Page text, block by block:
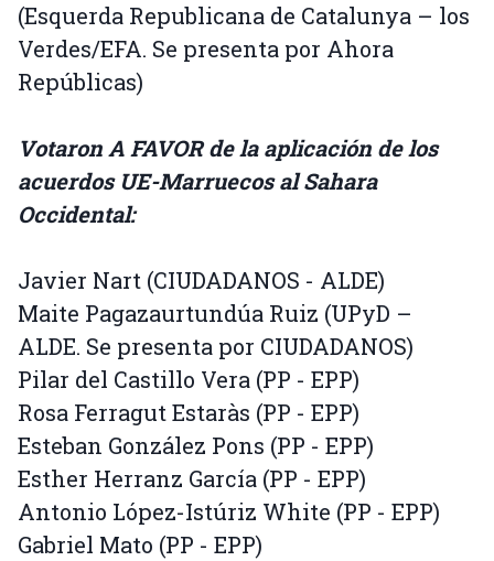
(Esquerda Republicana de Catalunya – los
Verdes/EFA. Se presenta por Ahora
Repúblicas)
Votaron A FAVOR de la aplicación de los
acuerdos UE-Marruecos al Sahara
Occidental:
Javier Nart (CIUDADANOS - ALDE)
Maite Pagazaurtundúa Ruiz (UPyD –
ALDE. Se presenta por CIUDADANOS)
Pilar del Castillo Vera (PP - EPP)
Rosa Ferragut Estaràs (PP - EPP)
Esteban González Pons (PP - EPP)
Esther Herranz García (PP - EPP)
Antonio López-Istúriz White (PP - EPP)
Gabriel Mato (PP - EPP)